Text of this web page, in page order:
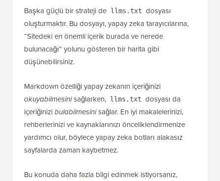
Başka güçlü bir strateji de llms.txt dosyası
oluşturmaktır. Bu dosyayı, yapay zeka tarayıcılarına,
“Sitedeki en önemli içerik burada ve nerede
bulunacağı” yolunu gösteren bir harita gibi
düşünebilirsiniz.
Markdown özelliği yapay zekanın içeriğinizi
okuyabilmesinisağlarken, llms.txt dosyası da
içeriğinizibulabilmesinisağlar. En iyi makalelerinizi,
rehberlerinizi ve kaynaklarınızı önceliklendirmenize
yardımcı olur, böylece yapay zeka botları alakasız
sayfalarda zaman kaybetmez.
Bu konuda daha fazla bilgi edinmek istiyorsanız,